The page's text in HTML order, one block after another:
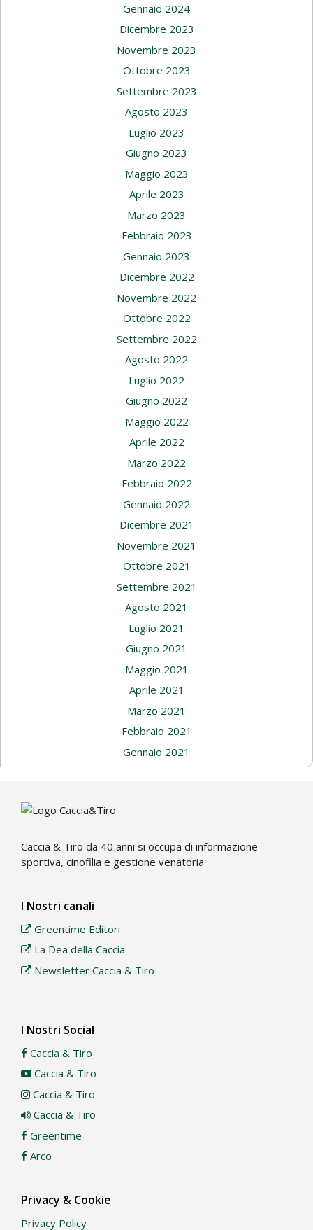
Gennaio 2024
Dicembre 2023
Novembre 2023
Ottobre 2023
Settembre 2023
Agosto 2023
Luglio 2023
Giugno 2023
Maggio 2023
Aprile 2023
Marzo 2023
Febbraio 2023
Gennaio 2023
Dicembre 2022
Novembre 2022
Ottobre 2022
Settembre 2022
Agosto 2022
Luglio 2022
Giugno 2022
Maggio 2022
Aprile 2022
Marzo 2022
Febbraio 2022
Gennaio 2022
Dicembre 2021
Novembre 2021
Ottobre 2021
Settembre 2021
Agosto 2021
Luglio 2021
Giugno 2021
Maggio 2021
Aprile 2021
Marzo 2021
Febbraio 2021
Gennaio 2021
Caccia & Tiro da 40 anni si occupa di informazione
sportiva, cinofilia e gestione venatoria
I Nostri canali
Greentime Editori
La Dea della Caccia
Newsletter Caccia & Tiro
I Nostri Social
Caccia & Tiro
Caccia & Tiro
Caccia & Tiro
Caccia & Tiro
Greentime
Arco
Privacy & Cookie
Privacy Policy